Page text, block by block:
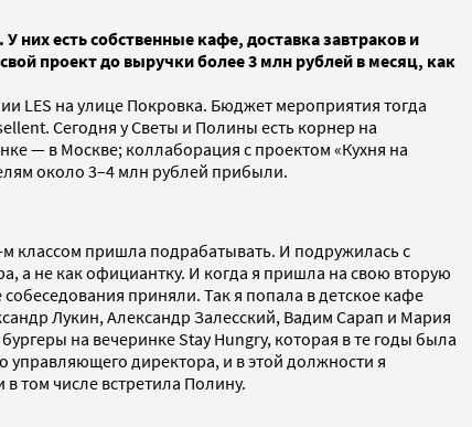
есть собственные кафе, доставка завтраков и
проект до выручки более 3 млн рублей в месяц, как
LES на улице Покровка. Бюджет мероприятия тогда
Сегодня у Светы и Полины есть корнер на
— в Москве; коллаборация с проектом «Кухня на
около 3–4 млн рублей прибыли.
классом пришла подрабатывать. И подружилась с
а не как официантку. И когда я пришла на свою вторую
приняли. Так я попала в детское кафе
Лукин, Александр Залесский, Вадим Сарап и Мария
на вечеринке Stay Hungry, которая в те годы была
директора, и в этой должности я
том числе встретила Полину.